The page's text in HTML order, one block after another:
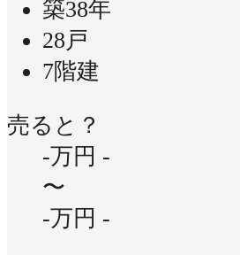
築38年
28戸
7階建
売ると？
-万円 -
〜
-万円 -